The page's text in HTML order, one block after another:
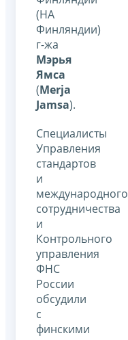
(НА
Финляндии)
г-жа
Мэрья
Ямса
(Merja
Jamsa).
Специалисты
Управления
стандартов
и
международного
сотрудничества
и
Контрольного
управления
ФНС
России
обсудили
с
финскими